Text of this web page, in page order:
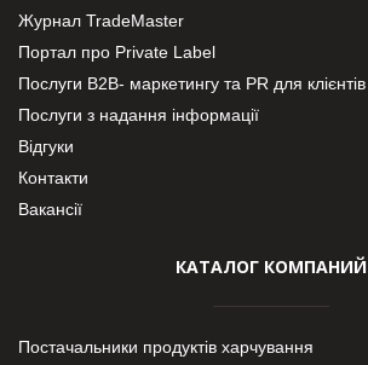
Журнал TradeMaster
Портал про Private Label
Послуги В2В- маркетингу та PR для клієнтів
Послуги з надання інформації
Відгуки
Контакти
Вакансії
КАТАЛОГ КОМПАНИЙ
Постачальники продуктів харчування